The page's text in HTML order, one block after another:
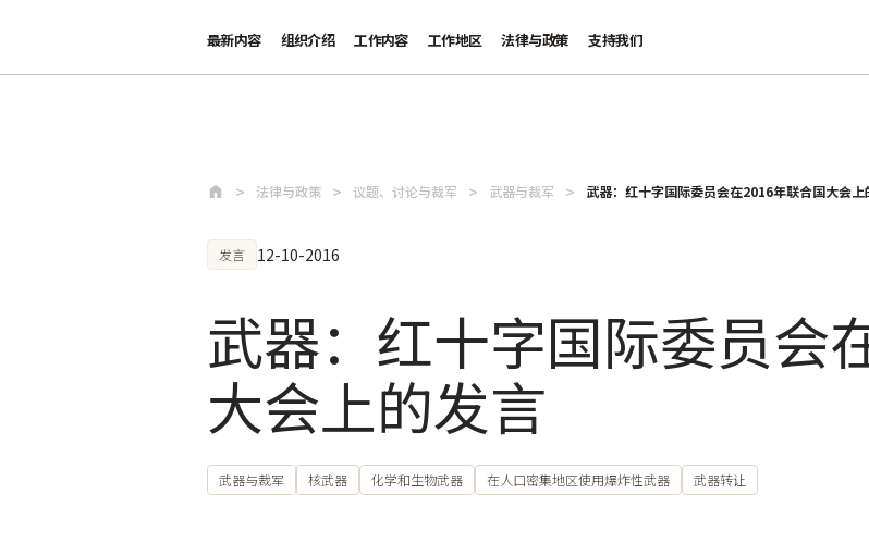
最新内容 组织介绍 工作内容 工作地区 法律与政策 支持我们
法律与政策 议题、讨论与裁军 武器与裁军 武器：红十字国际委员会在2016年联合国大会上
发言 12-10-2016
武器：红十字国际委员会
大会上的发言
武器与裁军 核武器 化学和生物武器 在人口密集地区使用爆炸性武器 武器转让